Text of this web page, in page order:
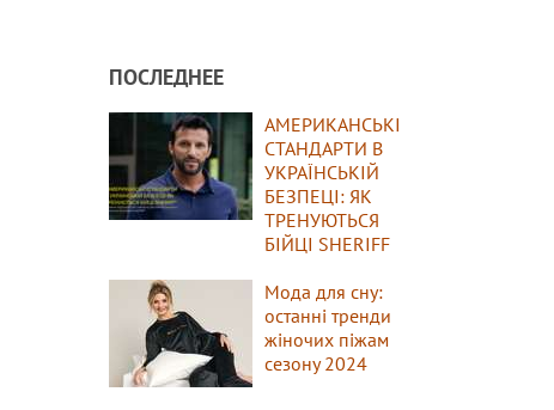
ПОСЛЕДНЕЕ
АМЕРИКАНСЬКІ
СТАНДАРТИ В
УКРАЇНСЬКІЙ
БЕЗПЕЦІ: ЯК
ТРЕНУЮТЬСЯ
БІЙЦІ SHERIFF
Мода для сну:
останні тренди
жіночих піжам
сезону 2024